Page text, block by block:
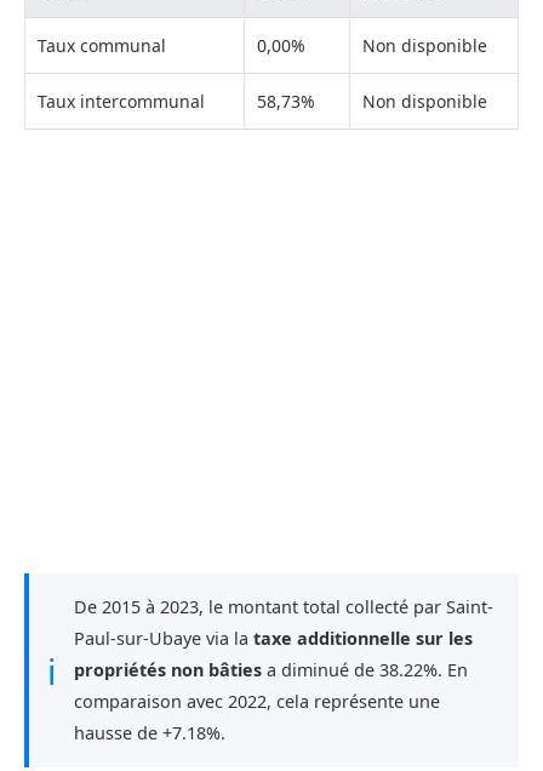
Taux communal 0,00% Non disponible
Taux intercommunal 58,73% Non disponible
ℹ
De 2015 à 2023, le montant total collecté par Saint-
Paul-sur-Ubaye via la taxe additionnelle sur les
propriétés non bâties a diminué de 38.22%. En
comparaison avec 2022, cela représente une
hausse de +7.18%.